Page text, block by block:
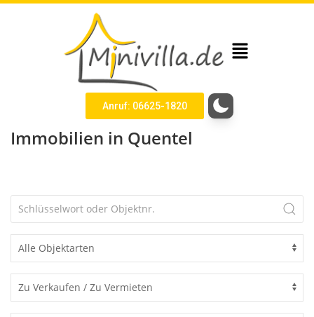
Anruf: 06625-1820
Immobilien in Quentel